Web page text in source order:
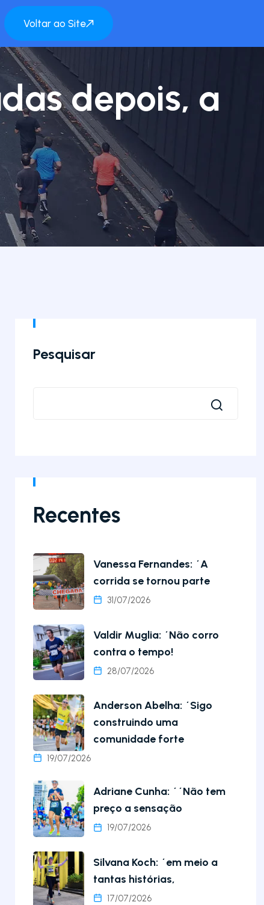
Voltar ao Site
depois, a
Pesquisar
Recentes
Vanessa Fernandes: ´A
corrida se tornou parte
31/07/2026
Valdir Muglia: ´Não corro
contra o tempo!
28/07/2026
Anderson Abelha: ´Sigo
construindo uma
comunidade forte
19/07/2026
Adriane Cunha: ´´Não tem
preço a sensação
19/07/2026
Silvana Koch: ´em meio a
tantas histórias,
17/07/2026